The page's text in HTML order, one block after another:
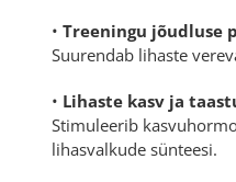
• Treeningu jõudluse
Suurendab lihaste
• Lihaste kasv ja
Stimuleerib
lihasvalkude sünteesi.